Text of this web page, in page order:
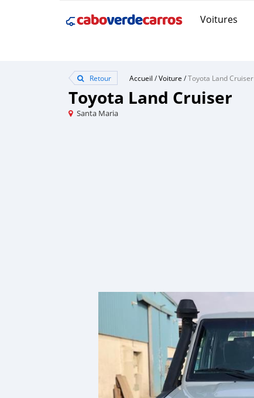
Voitures
Retour Accueil /Voiture /Toyota Land Cruiser
Toyota Land Cruiser
Santa Maria